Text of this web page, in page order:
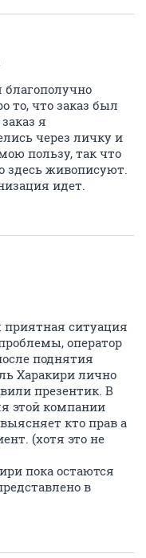
то, что заказ был
я
через личку и
пользу, так что
здесь живописуют.
идет.
приятная ситуация
оператор
поднятия
Харакири лично
презентик. В
этой компании
кто прав а
(хотя это не
пока остаются
в